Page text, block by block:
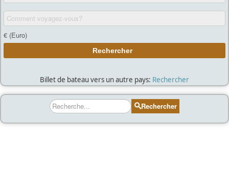
Billet de bateau vers un autre pays: Rechercher
Rechercher Rechercher